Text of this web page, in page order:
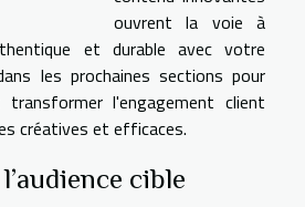
ouvrent la voie à
et durable avec votre
les prochaines sections pour
transformer l'engagement client
créatives et efficaces.
cible